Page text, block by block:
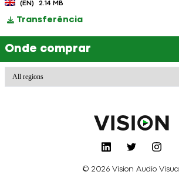
(EN) 2.14 MB
Transferência
Onde comprar
© 2026 Vision Audio Visual